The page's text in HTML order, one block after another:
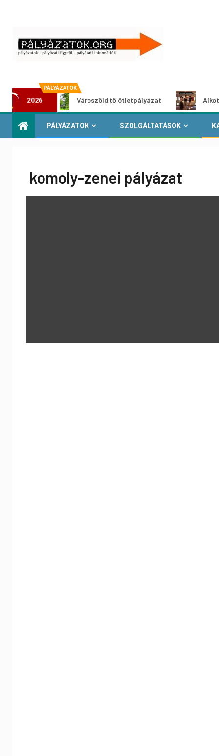
PÁLYÁZATOK
2026 Városzöldítő ötletpályázat Alkotói
PÁLYÁZATOK SZOLGÁLTATÁSOK
komoly-zenei pályázat